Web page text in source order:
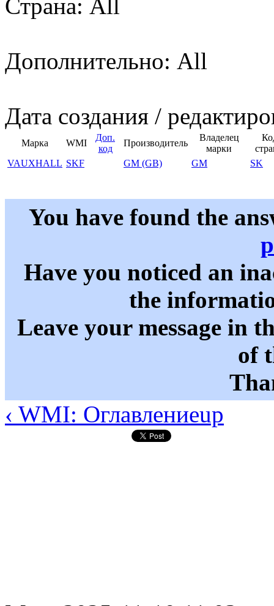
Страна: All
Дополнительно: All
Дата создания /
Марка WMI
Доп.
код
Производитель
Владелец
марки
VAUXHALL SKF GM (GB) GM SK
You have found the
Have you noticed an
the
Leave your message in
of
‹ WMI: Оглавлениеup